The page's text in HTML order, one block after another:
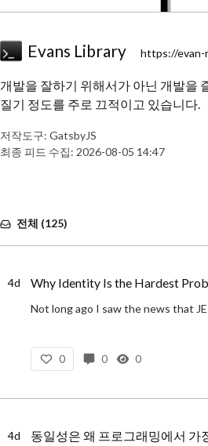
Evans Library https://evan-
개발을 잘하기 위해서가 아닌 개발을
질기 정도를 주로 끄적이고 있습니다.
저작도구: GatsbyJS
최종 피드 수집: 2026-08-05 14:47
전체 (125)
4d Why Identity Is the Hardest
0 0 0
4d 동일성은 왜 프로그래밍에서 가